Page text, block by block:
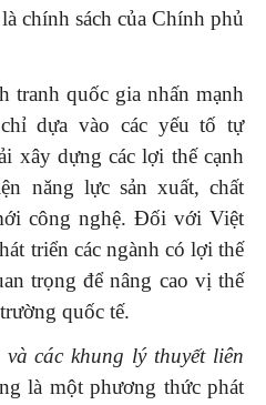
chính sách của Chính phủ
tranh quốc gia nhấn mạnh
dựa vào các yếu tố tự
xây dựng các lợi thế cạnh
năng lực sản xuất, chất
công nghệ. Đối với Việt
triển các ngành có lợi thế
trọng để nâng cao vị thế
quốc tế.
các khung lý thuyết liên
là một phương thức phát